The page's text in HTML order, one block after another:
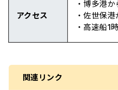
アクセス
・博多港
・佐世保
・高速船1
関連リンク